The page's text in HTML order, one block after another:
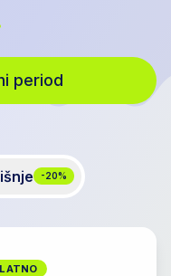
period
-20%